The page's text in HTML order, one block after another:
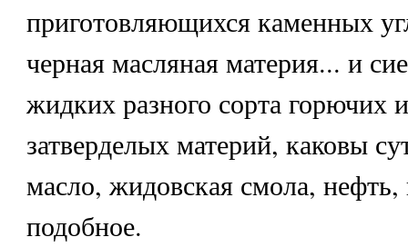
приготовляющихся каменных
черная масляная материя... и
жидких разного сорта горючих
затверделых материй, каковы
масло, жидовская смола, нефть,
подобное.